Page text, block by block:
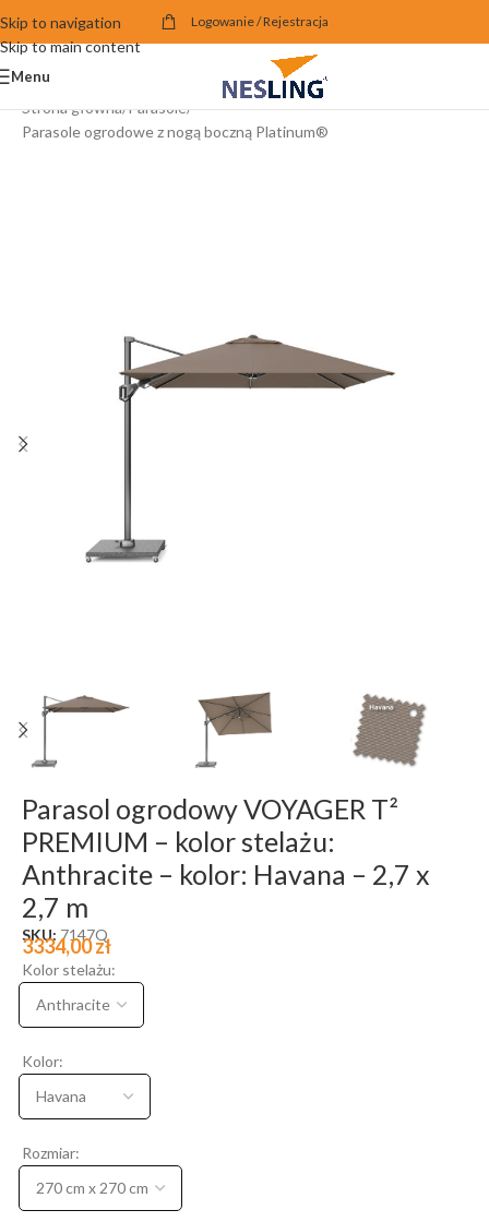
Skip to navigation
Skip to main content
Logowanie / Rejestracja
Menu
Strona główna/Parasole/
Parasole ogrodowe z nogą boczną Platinum®
Parasol ogrodowy VOYAGER T²
PREMIUM – kolor stelażu:
Anthracite – kolor: Havana – 2,7 x
2,7 m
SKU: 7147Q
3334,00zł
Kolor stelażu:
Kolor:
Rozmiar: